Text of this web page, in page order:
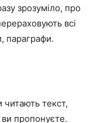
зрозуміло, про
всі
параграфи.
читають текст,
ви пропонуєте.